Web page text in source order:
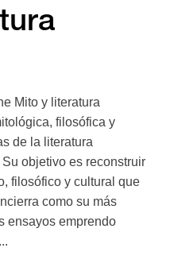
Mito y literatura
filosófica y
de la literatura
objetivo es reconstruir
filosófico y cultural que
como su más
ensayos emprendo